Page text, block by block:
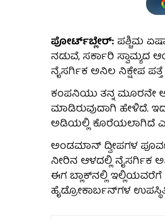
ಪೋರ್ಟ್‌ಬ್ಲೇರ್‌: ಪಶ್ಚಿಮ
ನಡುವೆ, ಸರ್ಕಾರಿ
ನೈಸರ್ಗಿಕ ಅನಿಲ ನಿಕ್ಷೇಪ
ಕಂಪನಿಯು ತನ್ನ ಮೂರನೇ
ಮಾಡಿರುವುದಾಗಿ ಹೇಳಿದೆ.
ಅಡಿಯಲ್ಲಿ ಕೊರೆಯಲಾಗಿದೆ
ಅಂಡಮಾನ್ ದ್ವೀಪಗಳ
ನೀರಿನ ಆಳದಲ್ಲಿ ನೈಸರ್ಗಿಕ
ಈಗ ಬ್ಲಾಕ್‌ನಲ್ಲಿ
ಹೈಡ್ರೋಕಾರ್ಬನ್‌ಗಳ